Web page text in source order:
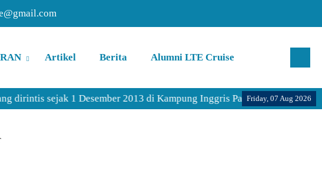
Artikel Berita Alumni LTE Cruise
Friday, 07 Aug 2026
1 Desember 2013 di Kampung Inggris Pare Kediri.